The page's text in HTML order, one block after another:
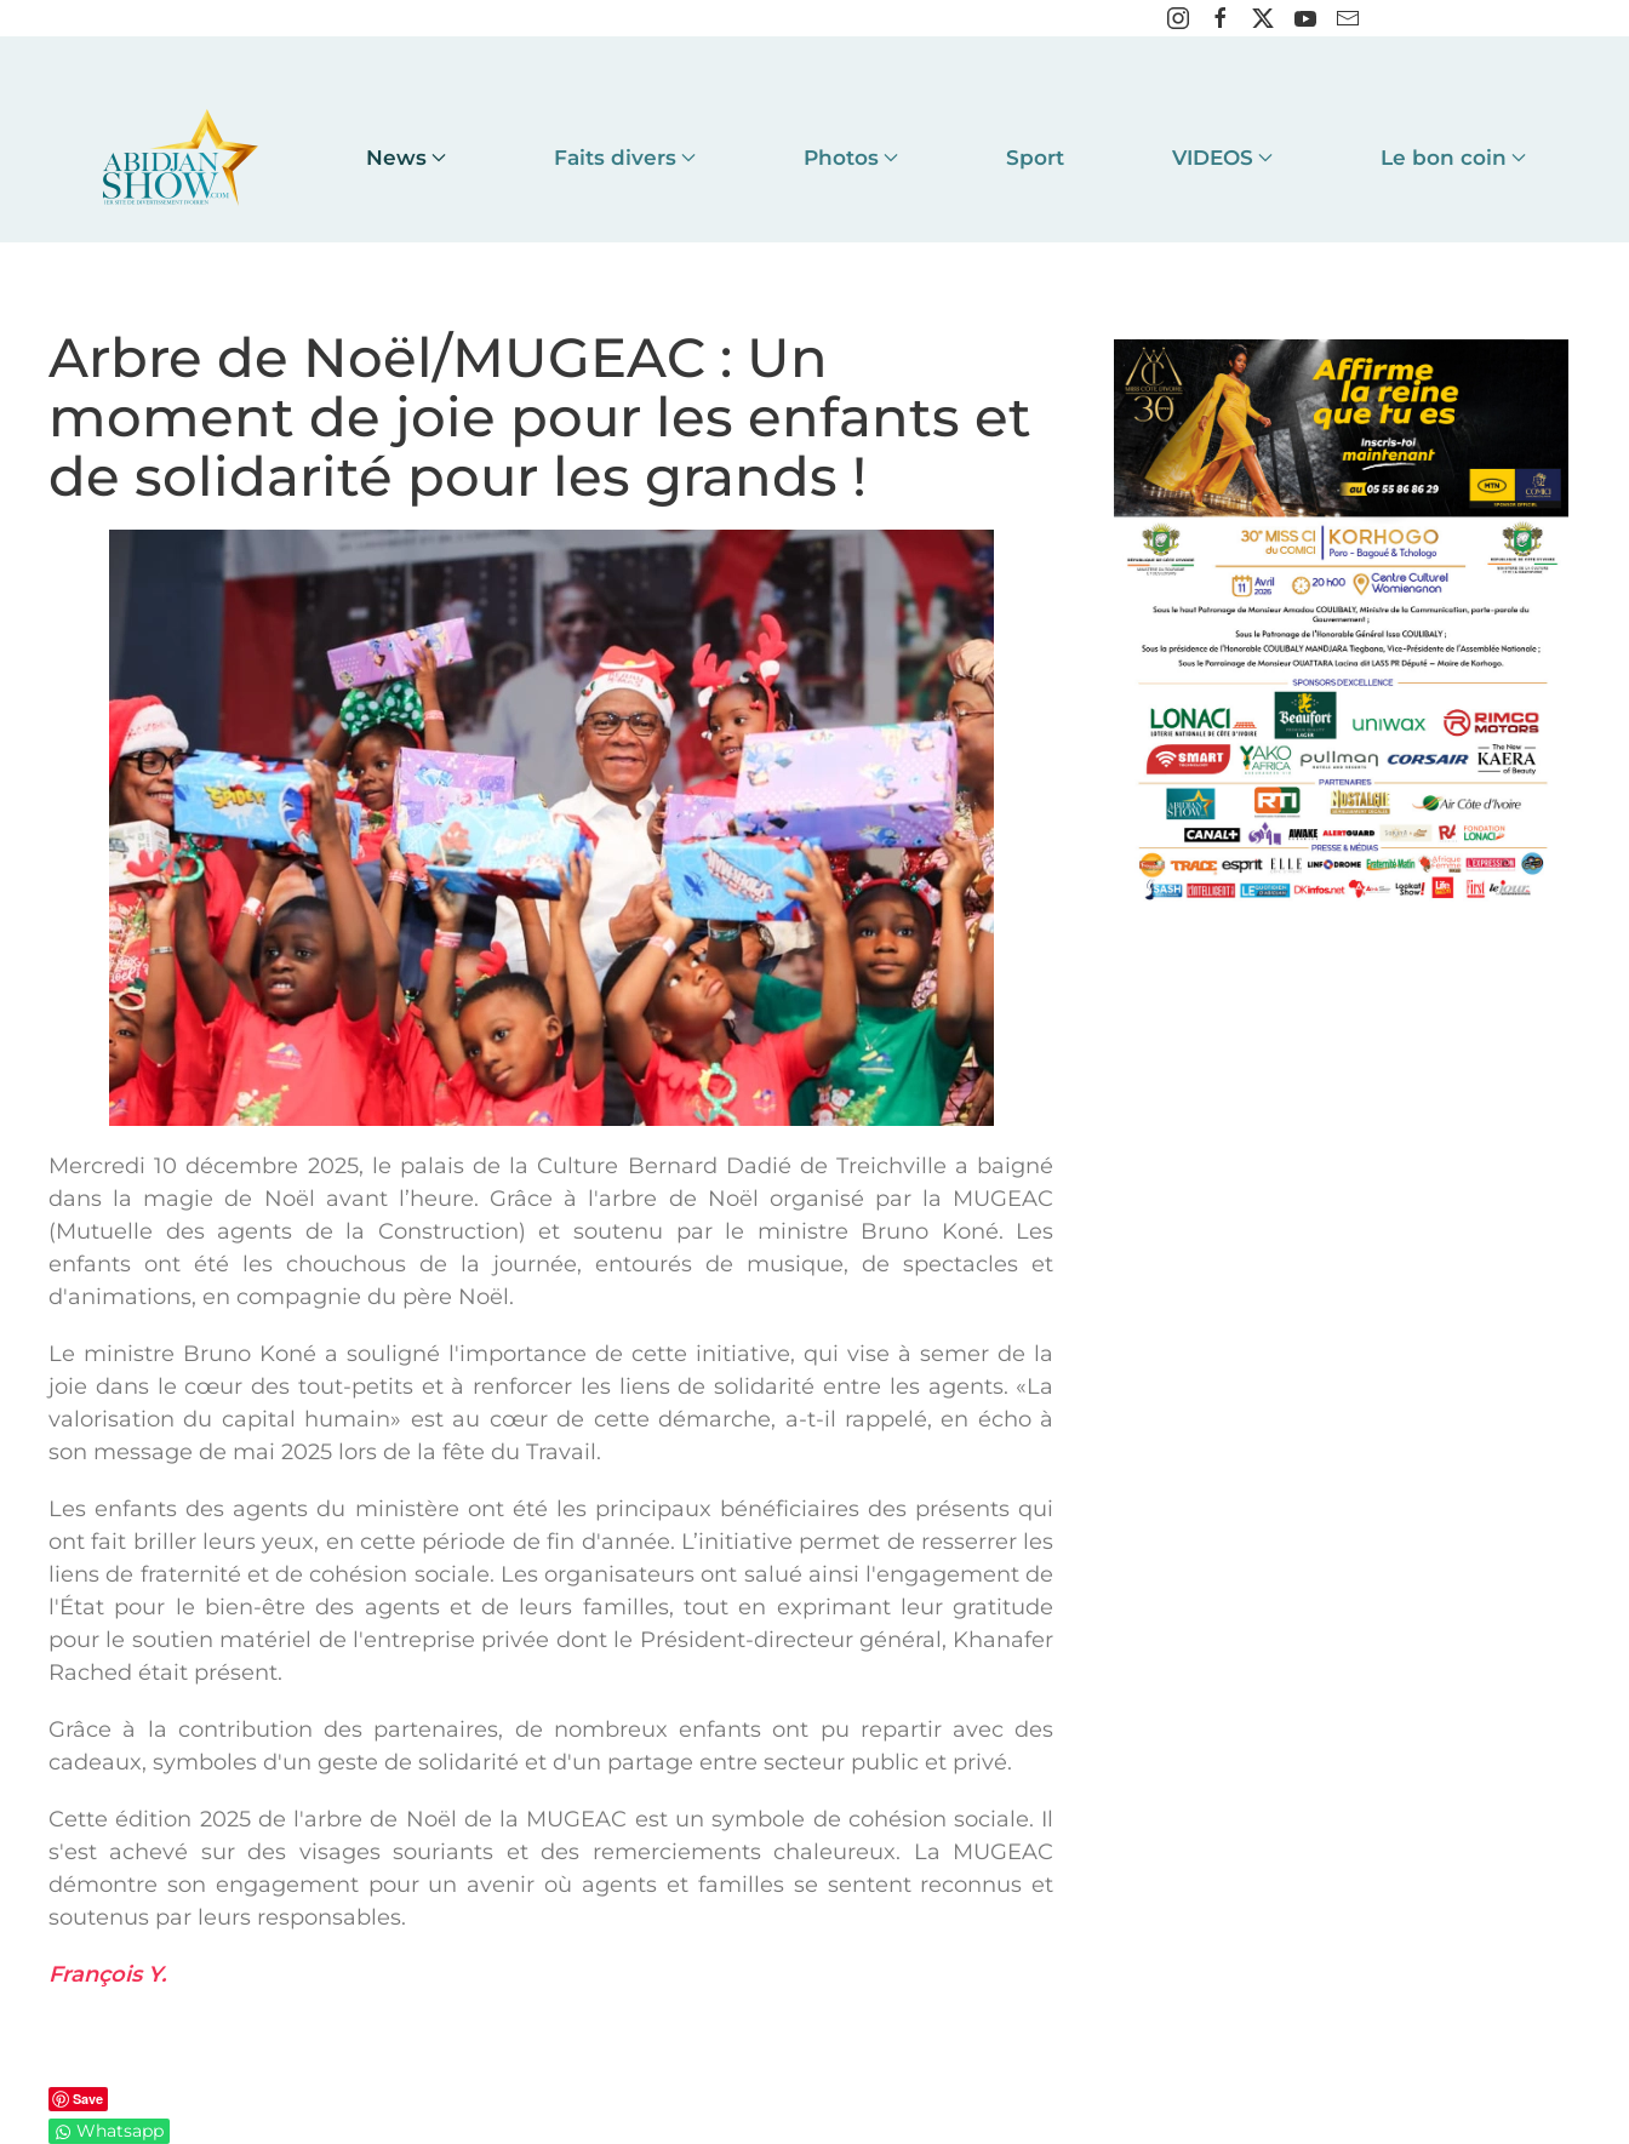
News Faits divers Photos Sport VIDEOS Le bon coin
Arbre de Noël/MUGEAC : Un
moment de joie pour les enfants et
de solidarité pour les grands !
Mercredi 10 décembre 2025, le palais de la Culture Bernard Dadié de Treichville a baigné
dans la magie de Noël avant l’heure. Grâce à l'arbre de Noël organisé par la MUGEAC
(Mutuelle des agents de la Construction) et soutenu par le ministre Bruno Koné. Les
enfants ont été les chouchous de la journée, entourés de musique, de spectacles et
d'animations, en compagnie du père Noël.
Le ministre Bruno Koné a souligné l'importance de cette initiative, qui vise à semer de la
joie dans le cœur des tout-petits et à renforcer les liens de solidarité entre les agents. «La
valorisation du capital humain» est au cœur de cette démarche, a-t-il rappelé, en écho à
son message de mai 2025 lors de la fête du Travail.
Les enfants des agents du ministère ont été les principaux bénéficiaires des présents qui
ont fait briller leurs yeux, en cette période de fin d'année. L’initiative permet de resserrer les
liens de fraternité et de cohésion sociale. Les organisateurs ont salué ainsi l'engagement de
l'État pour le bien-être des agents et de leurs familles, tout en exprimant leur gratitude
pour le soutien matériel de l'entreprise privée dont le Président-directeur général, Khanafer
Rached était présent.
Grâce à la contribution des partenaires, de nombreux enfants ont pu repartir avec des
cadeaux, symboles d'un geste de solidarité et d'un partage entre secteur public et privé.
Cette édition 2025 de l'arbre de Noël de la MUGEAC est un symbole de cohésion sociale. Il
s'est achevé sur des visages souriants et des remerciements chaleureux. La MUGEAC
démontre son engagement pour un avenir où agents et familles se sentent reconnus et
soutenus par leurs responsables.
François Y.
Save
Whatsapp